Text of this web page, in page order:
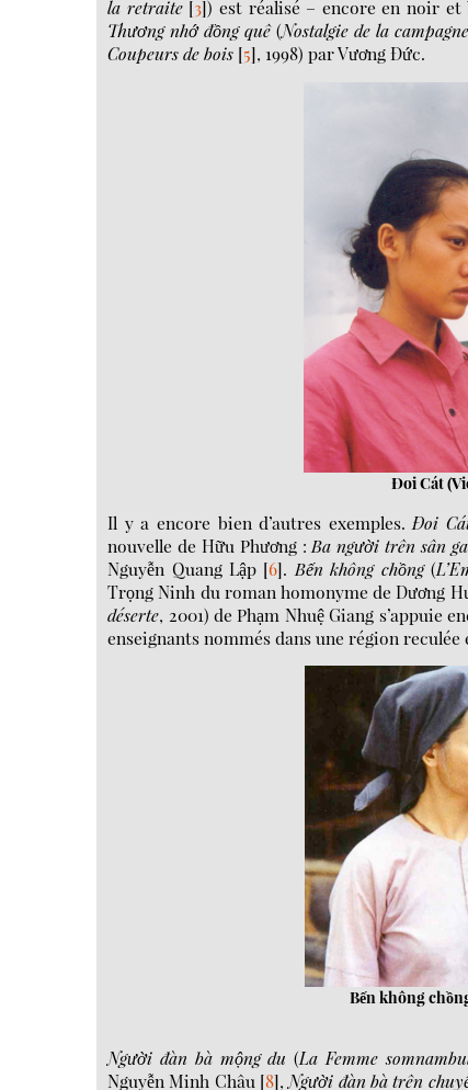
la retraite[3]) est réalisé – encore en noir et
Thương nhớ đồng quê(Nostalgie de la campagne
Coupeurs de bois [5], 1998) par Vương Đức.
Ðoi Cát
Il y a encore bien d’autres exemples. Ðoi
nouvelle de Hữu Phương : Ba người trên sân ga
Nguyễn Quang Lập[6]. Bến không chồng (
Trọng Ninh du roman homonyme de Dương
déserte, 2001) de Phạm Nhuệ Giang s’appuie
enseignants nommés dans une région
Bến không
Người đàn bà mộng du(La Femme
Nguyễn Minh Châu [8], Người đàn bà trên